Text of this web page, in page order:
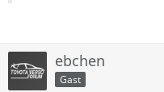
ebchen
Gast